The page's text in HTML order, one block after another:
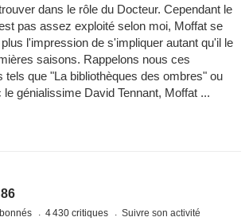
dans le rôle du Docteur. Cependant le
pas assez exploité selon moi, Moffat se
l'impression de s'impliquer autant qu'il le
saisons. Rappelons nous ces
tels que "La bibliothèques des ombres" ou
génialissime David Tennant, Moffat ...
4 430 critiques Suivre son activité